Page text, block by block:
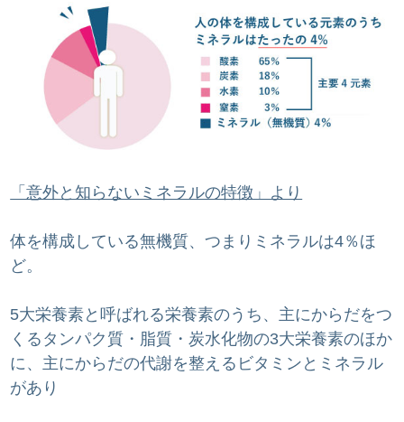
「意外と知らないミネラルの特徴」より
体を構成している無機質、つまりミネラルは4％ほ
ど。
5大栄養素と呼ばれる栄養素のうち、主にからだをつ
くるタンパク質・脂質・炭水化物の3大栄養素のほか
に、主にからだの代謝を整えるビタミンとミネラル
があり